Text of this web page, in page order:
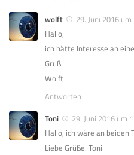
wolft
29. Juni 2016
Hallo,
ich hätte Interesse an
Gruß
Wolft
Antworten
Toni
29. Juni 2016 um
Hallo, ich wäre an beiden
Liebe Grüße. Toni